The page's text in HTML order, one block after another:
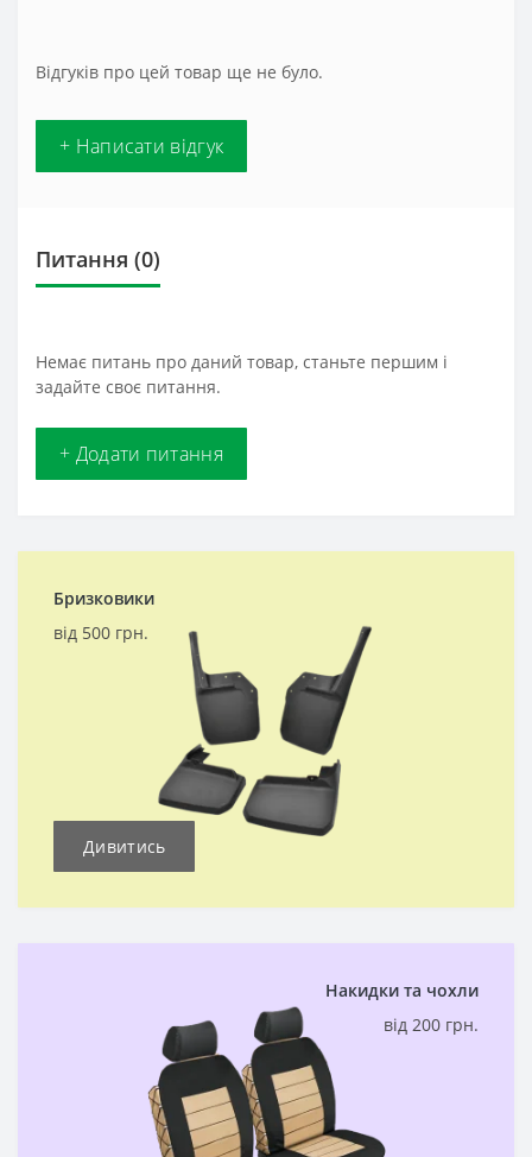
Відгуків про цей товар ще не було.
+ Написати відгук
Питання (0)
Немає питань про даний товар, станьте першим і
задайте своє питання.
+ Додати питання
Бризковики
від 500 грн.
Дивитись
Накидки та чохли
від 200 грн.